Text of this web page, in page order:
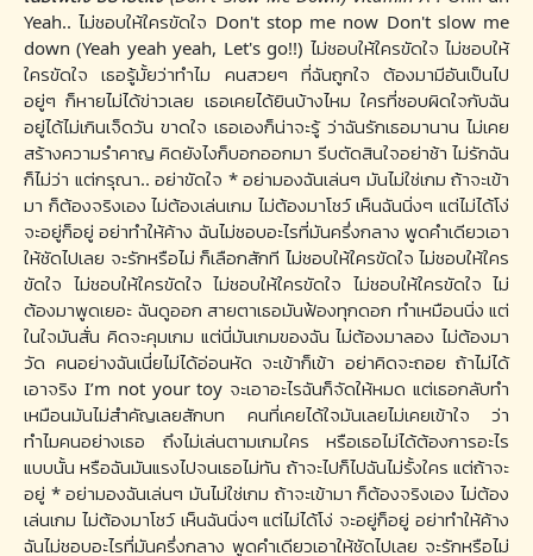
Yeah.. ไม่ชอบให้ใครขัดใจ Don't stop me now Don't slow me
down (Yeah yeah yeah, Let's go!!) ไม่ชอบให้ใครขัดใจ ไม่ชอบให้
ใครขัดใจ เธอรู้มั้ยว่าทำไม คนสวยๆ ที่ฉันถูกใจ ต้องมามีอันเป็นไป
อยู่ๆ ก็หายไม่ได้ข่าวเลย เธอเคยได้ยินบ้างไหม ใครที่ชอบผิดใจกับฉัน
อยู่ได้ไม่เกินเจ็ดวัน ขาดใจ เธอเองก็น่าจะรู้ ว่าฉันรักเธอมานาน ไม่เคย
สร้างความรำคาญ คิดยังไงก็บอกออกมา รีบตัดสินใจอย่าช้า ไม่รักฉัน
ก็ไม่ว่า แต่กรุณา.. อย่าขัดใจ * อย่ามองฉันเล่นๆ มันไม่ใช่เกม ถ้าจะเข้า
มา ก็ต้องจริงเอง ไม่ต้องเล่นเกม ไม่ต้องมาโชว์ เห็นฉันนิ่งๆ แต่ไม่ได้โง่
จะอยู่ก็อยู่ อย่าทำให้ค้าง ฉันไม่ชอบอะไรที่มันครึ่งกลาง พูดคำเดียวเอา
ให้ชัดไปเลย จะรักหรือไม่ ก็เลือกสักที ไม่ชอบให้ใครขัดใจ ไม่ชอบให้ใคร
ขัดใจ ไม่ชอบให้ใครขัดใจ ไม่ชอบให้ใครขัดใจ ไม่ชอบให้ใครขัดใจ ไม่
ต้องมาพูดเยอะ ฉันดูออก สายตาเธอมันฟ้องทุกดอก ทำเหมือนนิ่ง แต่
ในใจมันสั่น คิดจะคุมเกม แต่นี่มันเกมของฉัน ไม่ต้องมาลอง ไม่ต้องมา
วัด คนอย่างฉันเนี่ยไม่ได้อ่อนหัด จะเข้าก็เข้า อย่าคิดจะถอย ถ้าไม่ได้
เอาจริง I’m not your toy จะเอาอะไรฉันก็จัดให้หมด แต่เธอกลับทำ
เหมือนมันไม่สำคัญเลยสักบท คนที่เคยได้ใจมันเลยไม่เคยเข้าใจ ว่า
ทำไมคนอย่างเธอ ถึงไม่เล่นตามเกมใคร หรือเธอไม่ได้ต้องการอะไร
แบบนั้น หรือฉันมันแรงไปจนเธอไม่ทัน ถ้าจะไปก็ไปฉันไม่รั้งใคร แต่ถ้าจะ
อยู่ * อย่ามองฉันเล่นๆ มันไม่ใช่เกม ถ้าจะเข้ามา ก็ต้องจริงเอง ไม่ต้อง
เล่นเกม ไม่ต้องมาโชว์ เห็นฉันนิ่งๆ แต่ไม่ได้โง่ จะอยู่ก็อยู่ อย่าทำให้ค้าง
ฉันไม่ชอบอะไรที่มันครึ่งกลาง พูดคำเดียวเอาให้ชัดไปเลย จะรักหรือไม่